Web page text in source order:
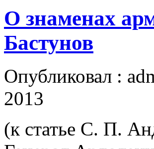
О знаменах
Бастунов
Опубликовал :
2013
(к статье С. П.